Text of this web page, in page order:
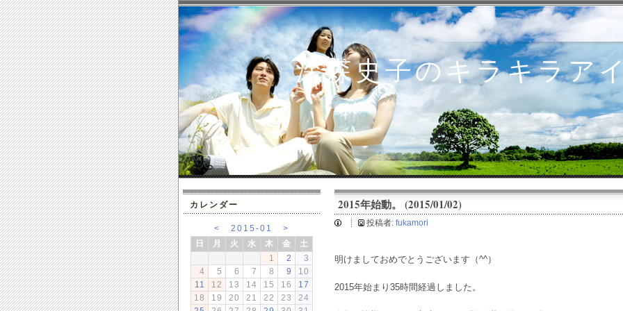
深森史子のキラキラア
2015年始動。 (2015/01/02)
投稿者: fukamori
明けましておめでとうございます（^^）
2015年始まり35時間経過しました。
カレンダー
< 2015-01
>
日
月 火 水 木 金
土
1
2
3
4
5 6 7 8 9
10
11
12 13 14 15 16
17
18
19 20 21 22 23
24